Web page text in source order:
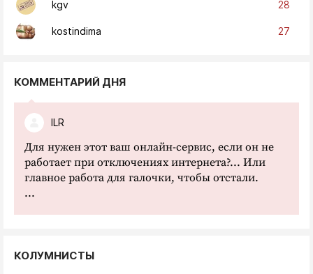
kgv 28
kostindima 27
КОММЕНТАРИЙ ДНЯ
ILR
Для нужен этот ваш онлайн-сервис, если он не
работает при отключениях интернета?... Или
главное работа для галочки, чтобы отстали.
...
КОЛУМНИСТЫ